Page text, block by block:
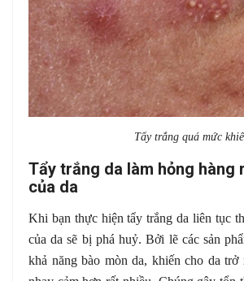
Tẩy trắng quá mức
Tẩy trắng da làm hỏng hàng
của da
Khi bạn thực hiện tẩy trắng da liên tục
của da sẽ bị phá huỷ. Bởi lẽ các sản
khả năng bào mòn da, khiến cho da trở